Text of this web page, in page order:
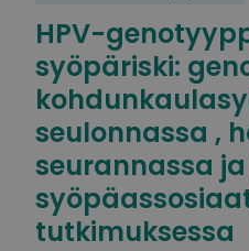
HPV-
syöpäriski:
seulonnassa ,
seurannassa
tutkimuksessa